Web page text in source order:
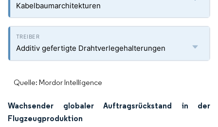
Kabelbaumarchitekturen
Additiv gefertigte Drahtverlegehalterungen
Quelle: Mordor Intelligence
Wachsender globaler Auftragsrückstand in der
Flugzeugproduktion